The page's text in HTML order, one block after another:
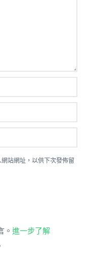
站網址，以供下次發佈留
。 進一步了解